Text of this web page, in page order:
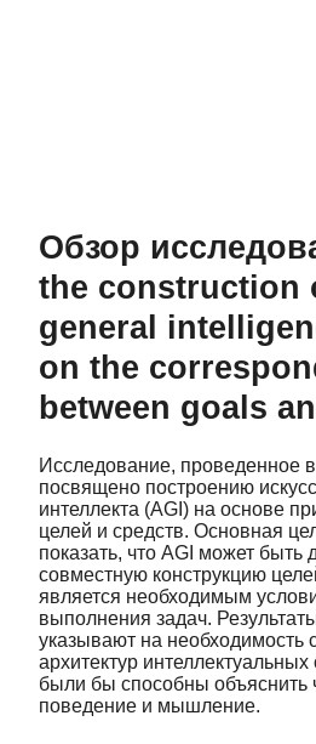
Обзор
the construction
general
on the
between goals
Исследование, проведенное в
посвящено построению
интеллекта (AGI) на основе
целей и средств. Основная
показать, что AGI может быть
совместную конструкцию
является необходимым
выполнения задач.
указывают на необходимость
архитектур
были бы способны объяснить
поведение и мышление.